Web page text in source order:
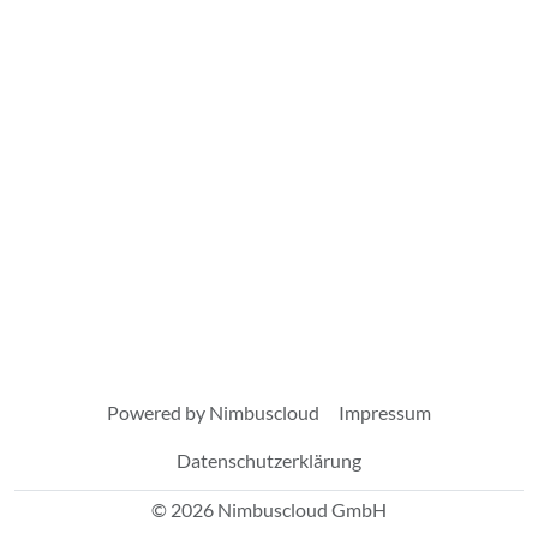
Powered by Nimbuscloud Impressum
Datenschutzerklärung
© 2026 Nimbuscloud GmbH